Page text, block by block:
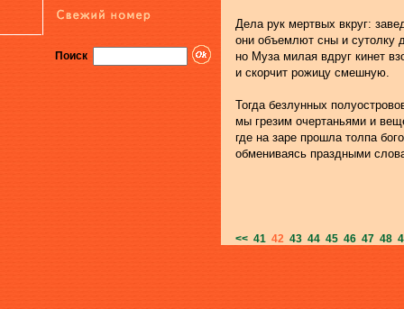
Поиск
Дела рук мертвых вкруг:
они объемлют сны и сутолку
но Муза милая вдруг кинет
и скорчит рожицу смешную.
Тогда безлунных
мы грезим очертаньями и
где на заре прошла толпа
обмениваясь праздными
<< 41 42 43 44 45 46 47 48